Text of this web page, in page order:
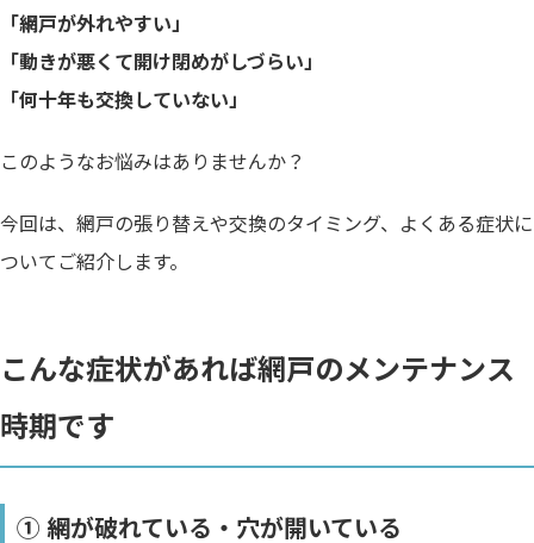
「網戸が外れやすい」
「動きが悪くて開け閉めがしづらい」
「何十年も交換していない」
このようなお悩みはありませんか？
今回は、網戸の張り替えや交換のタイミング、よくある症状に
ついてご紹介します。
こんな症状があれば網戸のメンテナンス
時期です
① 網が破れている・穴が開いている